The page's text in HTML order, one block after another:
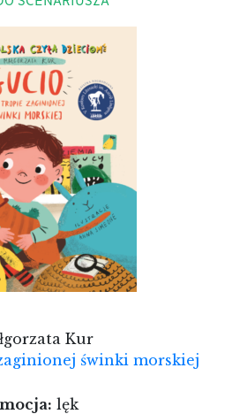
Kur
świnki morskiej
lęk